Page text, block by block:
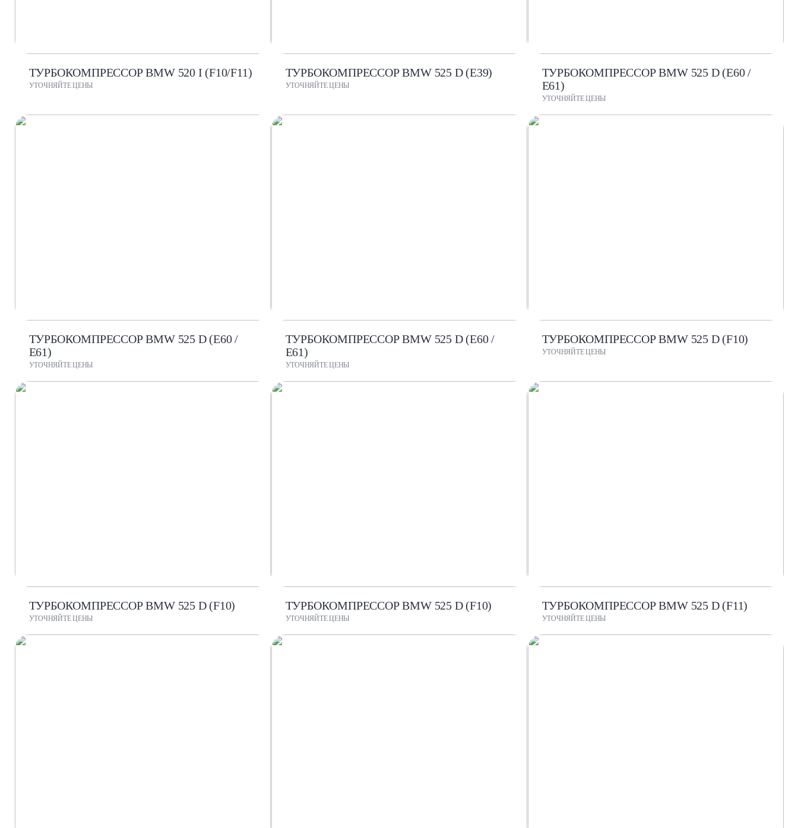
ТУРБОКОМПРЕССОР BMW 520 I (F10/F11)
УТОЧНЯЙТЕ ЦЕНЫ
ТУРБОКОМПРЕССОР BMW 525 D (E39)
УТОЧНЯЙТЕ ЦЕНЫ
ТУРБОКОМПРЕССОР BMW 525 D (E60 /
E61)
УТОЧНЯЙТЕ ЦЕНЫ
ТУРБОКОМПРЕССОР BMW 525 D (E60 /
E61)
УТОЧНЯЙТЕ ЦЕНЫ
ТУРБОКОМПРЕССОР BMW 525 D (E60 /
E61)
УТОЧНЯЙТЕ ЦЕНЫ
ТУРБОКОМПРЕССОР BMW 525 D (F10)
УТОЧНЯЙТЕ ЦЕНЫ
ТУРБОКОМПРЕССОР BMW 525 D (F10)
УТОЧНЯЙТЕ ЦЕНЫ
ТУРБОКОМПРЕССОР BMW 525 D (F10)
УТОЧНЯЙТЕ ЦЕНЫ
ТУРБОКОМПРЕССОР BMW 525 D (F11)
УТОЧНЯЙТЕ ЦЕНЫ